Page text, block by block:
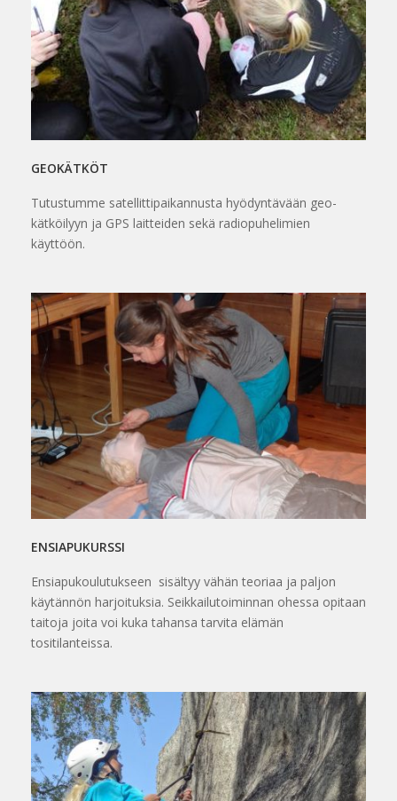
GEOKÄTKÖT
Tutustumme satellittipaikannusta hyödyntävään geo-
kätköilyyn ja GPS laitteiden sekä radiopuhelimien
käyttöön.
ENSIAPUKURSSI
Ensiapukoulutukseen sisältyy vähän teoriaa ja paljon
käytännön harjoituksia. Seikkailutoiminnan ohessa opitaan
taitoja joita voi kuka tahansa tarvita elämän
tositilanteissa.